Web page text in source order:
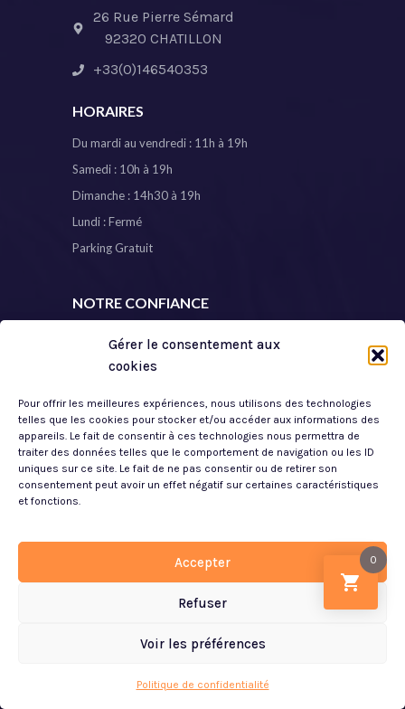
Gérer le consentement aux
cookies
Pour offrir les meilleures expériences, nous utilisons des technologies
telles que les cookies pour stocker et/ou accéder aux informations des
appareils. Le fait de consentir à ces technologies nous permettra de
traiter des données telles que le comportement de navigation ou les ID
uniques sur ce site. Le fait de ne pas consentir ou de retirer son
consentement peut avoir un effet négatif sur certaines caractéristiques
et fonctions.
Accepter
Refuser
Voir les préférences
Politique de confidentialité
26 Rue Pierre Sémard
92320 CHATILLON
+33(0)146540353
HORAIRES
Du mardi au vendredi : 11h à 19h
Samedi : 10h à 19h
Dimanche : 14h30 à 19h
Lundi : Fermé
Parking Gratuit
NOTRE CONFIANCE
Qui Sommes Nous ?
Nos Services
Guide du Sommeil
La Technologie au Service de votre Sommeil
Les Coutils
LIENS UTILES
Mon Compte
Mentions Légales
0